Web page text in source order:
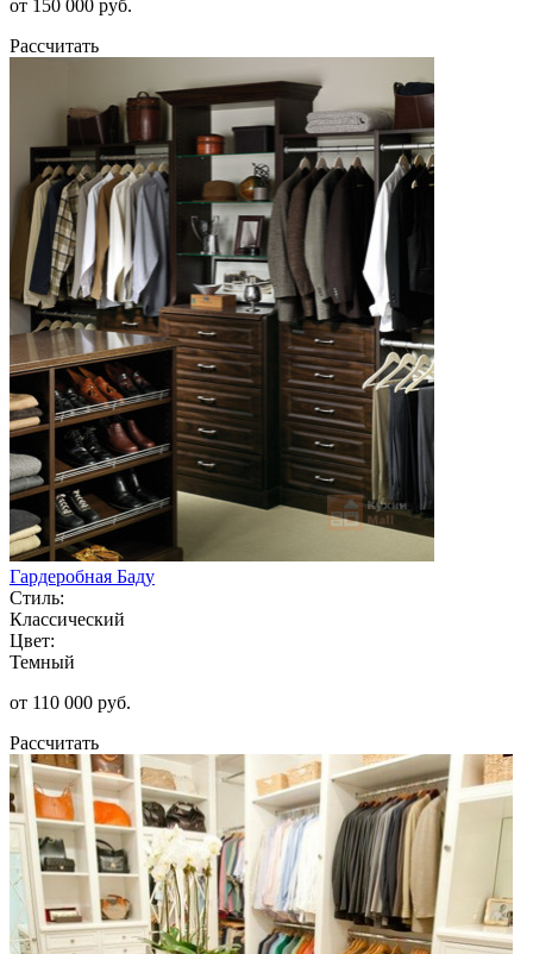
от 150 000 руб.
Рассчитать
Гардеробная Баду
Стиль:
Классический
Цвет:
Темный
от 110 000 руб.
Рассчитать